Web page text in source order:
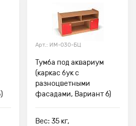
Арт.: ИМ-030-БЦ
Тумба под аквариум
(каркас бук с
разноцветными
фасадами, Вариант 6)
Вес: 35 кг,